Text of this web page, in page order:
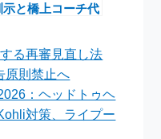
示と橋上コーチ代
る再審見直し法
原則禁止へ
：ヘッドトゥヘ
対策、ライプー